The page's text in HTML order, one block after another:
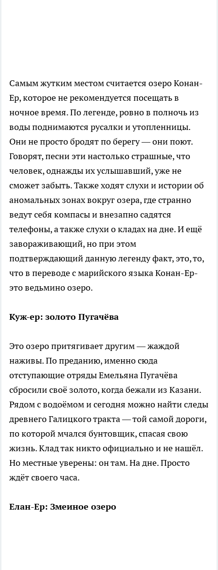
Самым жутким местом считается озеро Конан-
Ер, которое не рекомендуется посещать в
ночное время. По легенде, ровно в полночь из
воды поднимаются русалки и утопленницы.
Они не просто бродят по берегу — они поют.
Говорят, песни эти настолько страшные, что
человек, однажды их услышавший, уже не
сможет забыть. Также ходят слухи и истории об
аномальных зонах вокруг озера, где странно
ведут себя компасы и внезапно садятся
телефоны, а также слухи о кладах на дне. И ещё
завораживающий, но при этом
подтверждающий данную легенду факт, это, то,
что в переводе с марийского языка Конан-Ер-
это ведьмино озеро.
Куж-ер: золото Пугачёва
Это озеро притягивает другим — жаждой
наживы. По преданию, именно сюда
отступающие отряды Емельяна Пугачёва
сбросили своё золото, когда бежали из Казани.
Рядом с водоёмом и сегодня можно найти следы
древнего Галицкого тракта — той самой дороги,
по которой мчался бунтовщик, спасая свою
жизнь. Клад так никто официально и не нашёл.
Но местные уверены: он там. На дне. Просто
ждёт своего часа.
Елан-Ер: Змеиное озеро